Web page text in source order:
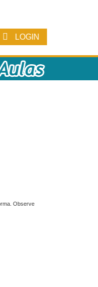
LOGIN
Observe